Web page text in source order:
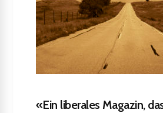
«Ein liberales Magazin,